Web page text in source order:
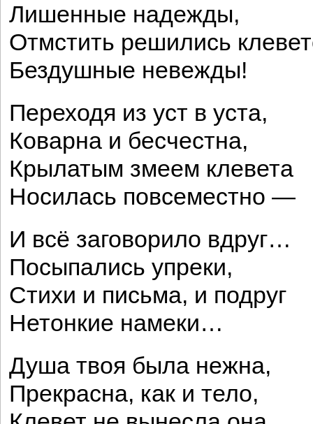
Лишенные надежды,
Отмстить решились
Бездушные невежды!
Переходя из уст в уста,
Коварна и бесчестна,
Крылатым змеем клевета
Носилась повсеместно —
И всё заговорило вдруг…
Посыпались упреки,
Стихи и письма, и подруг
Нетонкие намеки…
Душа твоя была нежна,
Прекрасна, как и тело,